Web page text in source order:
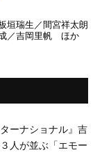
垣瑞生／間宮祥太朗
／吉岡里帆 ほか
ーナショナル』吉
人が並ぶ「エモー